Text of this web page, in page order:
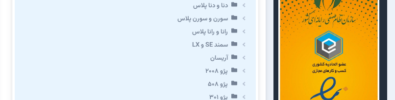
دنا و دنا پلاس
سورن و سورن پلاس
رانا و رانا پلاس
سمند SE و LX
آریسان
پژو ۲۰۰۸
پژو ۵۰۸
پژو 301